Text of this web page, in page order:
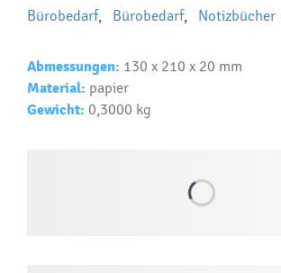
Ako realizujete potlač na reklamné
Ako si vybrať správny predmet?
Text...
Bürobedarf, Bürobedarf, Notizbücher
Abmessungen: 130 x 210 x 20 mm
Material: papier
Gewicht: 0,3000 kg